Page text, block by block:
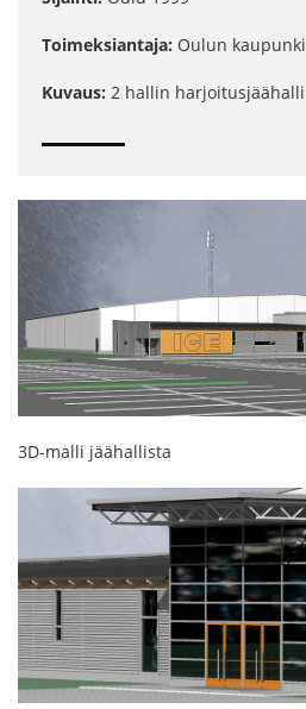
Toimeksiantaja: Oulun kaupunki
Kuvaus: 2 hallin harjoitusjäähalli
3D-malli jäähallista